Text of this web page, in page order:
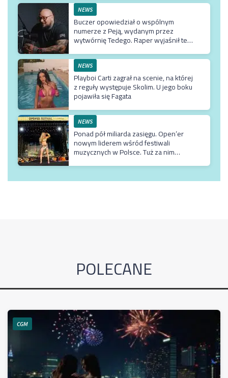
NEWS
Buczer opowiedział o wspólnym
numerze z Peją, wydanym przez
wytwórnię Tedego. Raper wyjaśnił też
kanału Wielkie Joł
NEWS
Playboi Carti zagrał na scenie, na której
z reguły występuje Skolim. U jego boku
pojawiła się Fagata
NEWS
Ponad pół miliarda zasięgu. Open’er
nowym liderem wśród festiwali
muzycznych w Polsce. Tuż za nim
POLECANE
CGM